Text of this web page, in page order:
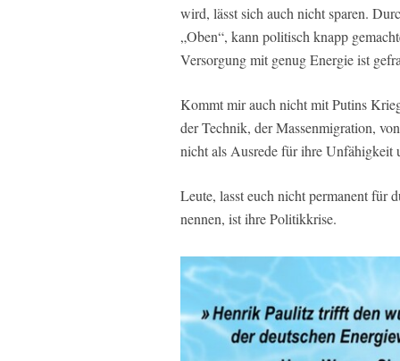
wird, lässt sich auch nicht sparen.
„Oben“, kann politisch knapp
Versorgung mit genug Energie ist
Kommt mir auch nicht mit Putins
der Technik, der Massenmigration,
nicht als Ausrede für ihre Unfähigkeit
Leute, lasst euch nicht permanent für
nennen, ist ihre Politikkrise.